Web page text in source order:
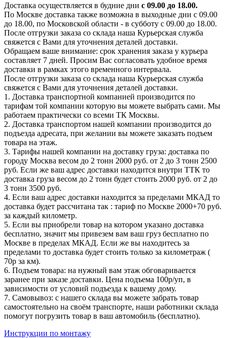
Доставка осуществляется в будние дни с 09.00 до 18.00.
По Москве доставка также возможна в выходные дни с 09.00
до 18.00, по Московской области - в субботу с 09.00 до 18.00.
После отгрузки заказа со склада наша Курьерская служба
свяжется с Вами для уточнения деталей доставки.
Обращаем ваше внимание: срок хранения заказа у курьера
составляет 7 дней. Просим Вас согласовать удобное время
доставки в рамках этого временного интервала.
После отгрузки заказа со склада наша Курьерская служба
свяжется с Вами для уточнения деталей доставки.
1. Доставка транспортной компанией производится по
тарифам той компании которую вы можете выбрать сами. Мы
работаем практически со всеми ТК Москвы.
2. Доставка транспортом нашей компании производится до
подъезда адресата, при желании вы можете заказать подъем
товара на этаж.
3. Тарифы нашей компании на доставку груза: доставка по
городу Москва весом до 2 тонн 2000 руб. от 2 до 3 тонн 2500
руб. Если же ваш адрес доставки находится внутри ТТК то
доставка груза весом до 2 тонн будет стоить 2000 руб. от 2 до
3 тонн 3500 руб.
4. Если ваш адрес доставки находится за пределами МКАД то
доставка будет рассчитана так : тариф по Москве 2000+70 руб.
за каждый километр.
5. Если вы приобрели товар на котором указано доставка
бесплатно, значит мы привезем вам ваш груз бесплатно по
Москве в пределах МКАД. Если же вы находитесь за
пределами то доставка будет стоить только за километраж (
70р за км).
6. Подъем товара: на нужный вам этаж обговаривается
заранее при заказе доставки. Цена подъема 100р/уп, в
зависимости от условий подъезда к вашему дому.
7. Самовывоз: с нашего склада вы можете забрать товар
самостоятельно на своём транспорте, наши работники склада
помогут погрузить товар в ваш автомобиль (бесплатно).
Инструкции по монтажу